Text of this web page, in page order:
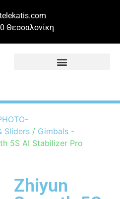
Θεσσαλονίκη
Sliders / Gimbals -
5S AI Stabilizer Pro
Zhiyun